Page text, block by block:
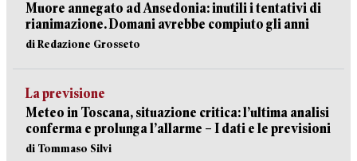
Muore annegato ad Ansedonia: inutili i tentativi di
rianimazione. Domani avrebbe compiuto gli anni
di Redazione Grosseto
La previsione
Meteo in Toscana, situazione critica: l’ultima analisi
conferma e prolunga l’allarme – I dati e le previsioni
di Tommaso Silvi